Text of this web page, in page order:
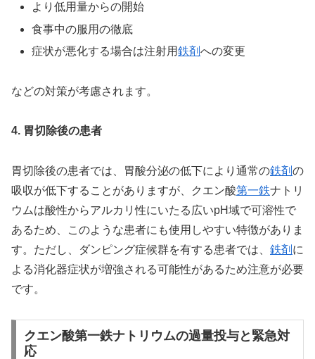
より低用量からの開始
食事中の服用の徹底
症状が悪化する場合は注射用鉄剤への変更
などの対策が考慮されます。
4. 胃切除後の患者
胃切除後の患者では、胃酸分泌の低下により通常の鉄剤の
吸収が低下することがありますが、クエン酸第一鉄ナトリ
ウムは酸性からアルカリ性にいたる広いpH域で可溶性で
あるため、このような患者にも使用しやすい特徴がありま
す。ただし、ダンピング症候群を有する患者では、 鉄剤 に
よる消化器症状が増強される可能性があるため注意が必要
です。
クエン酸第一鉄ナトリウムの過量投与と緊急対
応